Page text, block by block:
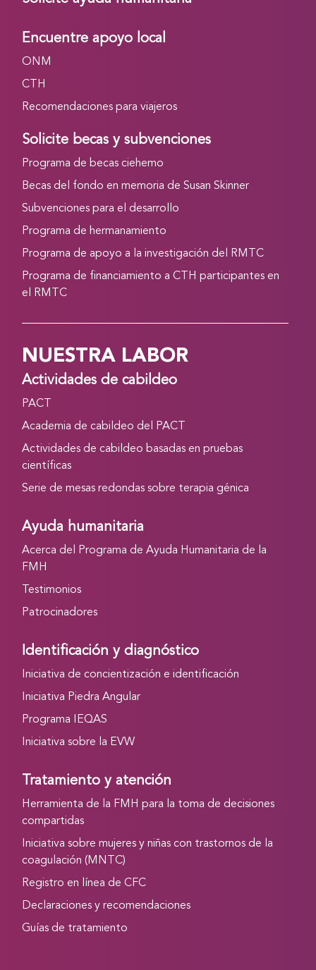
Encuentre apoyo local
ONM
CTH
Recomendaciones para viajeros
Solicite becas y subvenciones
Programa de becas ciehemo
Becas del fondo en memoria de Susan Skinner
Subvenciones para el desarrollo
Programa de hermanamiento
Programa de apoyo a la investigación del RMTC
Programa de financiamiento a CTH participantes en
el RMTC
NUESTRA LABOR
Actividades de cabildeo
PACT
Academia de cabildeo del PACT
Actividades de cabildeo basadas en pruebas
científicas
Serie de mesas redondas sobre terapia génica
Ayuda humanitaria
Acerca del Programa de Ayuda Humanitaria de la
FMH
Testimonios
Patrocinadores
Identificación y diagnóstico
Iniciativa de concientización e identificación
Iniciativa Piedra Angular
Programa IEQAS
Iniciativa sobre la EVW
Tratamiento y atención
Herramienta de la FMH para la toma de decisiones
compartidas
Iniciativa sobre mujeres y niñas con trastornos de la
coagulación (MNTC)
Registro en línea de CFC
Declaraciones y recomendaciones
Guías de tratamiento